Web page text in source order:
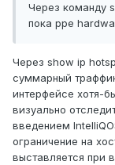
Через команду
пока ppe
Через show ip
суммарный
интерфейсе хотя-
визуально
введением
ограничение на
выставляется при